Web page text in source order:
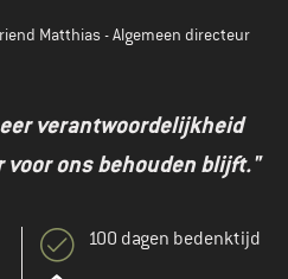
Matthias - Algemeen directeur
verantwoordelijkheid
ons behouden blijft."
100 dagen bedenktijd